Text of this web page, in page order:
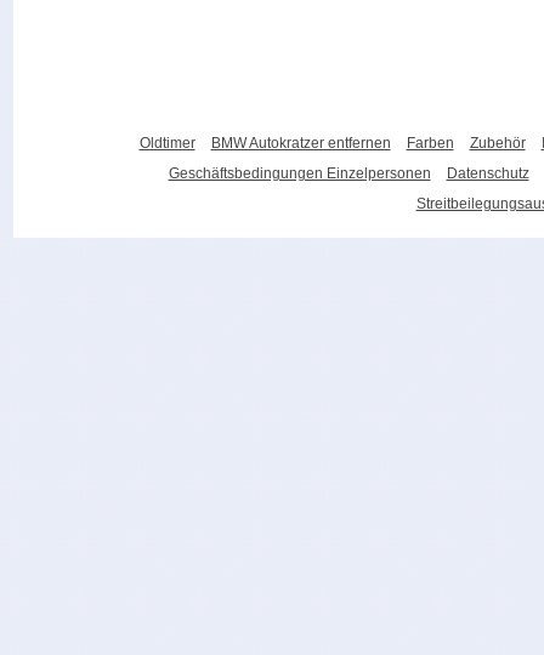
Oldtimer BMW Autokratzer entfernen Farben Zubehör
Geschäftsbedingungen Einzelpersonen
Datenschutz